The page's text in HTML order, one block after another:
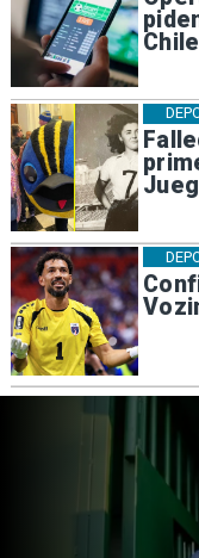
Chile